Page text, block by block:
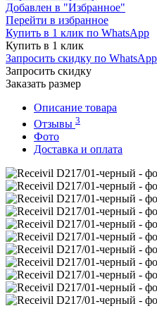
Добавлен в "Избранное"
Перейти в избранное
Купить в 1 клик по WhatsApp
Купить в 1 клик
Запросить скидку по WhatsApp
Запросить скидку
Заказать размер
Описание товара
Отзывы 3
Фото
Доставка и оплата